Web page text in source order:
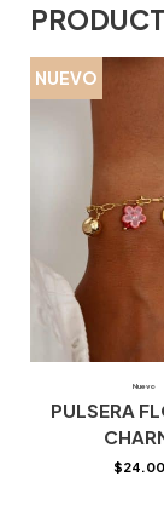
NUEVO
Nuevo
PULSERA
$